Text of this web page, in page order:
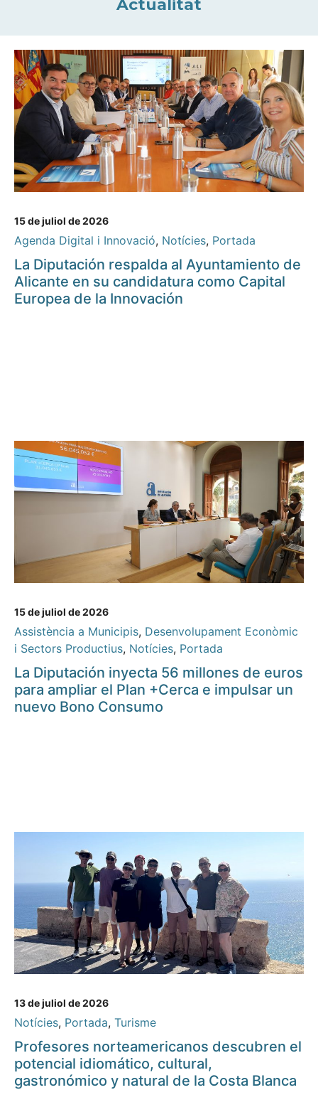
Actualitat
15 de juliol de 2026
Agenda Digital i Innovació, Notícies, Portada
La Diputación respalda al Ayuntamiento de
Alicante en su candidatura como Capital
Europea de la Innovación
15 de juliol de 2026
Assistència a Municipis, Desenvolupament Econòmic
i Sectors Productius, Notícies, Portada
La Diputación inyecta 56 millones de euros
para ampliar el Plan +Cerca e impulsar un
nuevo Bono Consumo
13 de juliol de 2026
Notícies, Portada, Turisme
Profesores norteamericanos descubren el
potencial idiomático, cultural,
gastronómico y natural de la Costa Blanca